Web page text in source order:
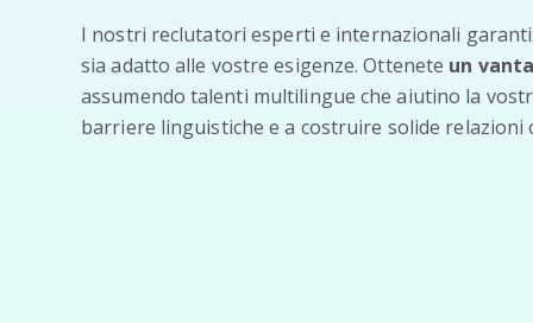
I nostri reclutatori esperti e internazionali
sia adatto alle vostre esigenze. Ottenete un
assumendo talenti multilingue che aiutino la
barriere linguistiche e a costruire solide relazioni